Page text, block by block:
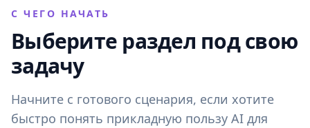
С ЧЕГО НАЧАТЬ
Выберите раздел под свою
задачу
Начните с готового сценария, если хотите
быстро понять прикладную пользу AI для